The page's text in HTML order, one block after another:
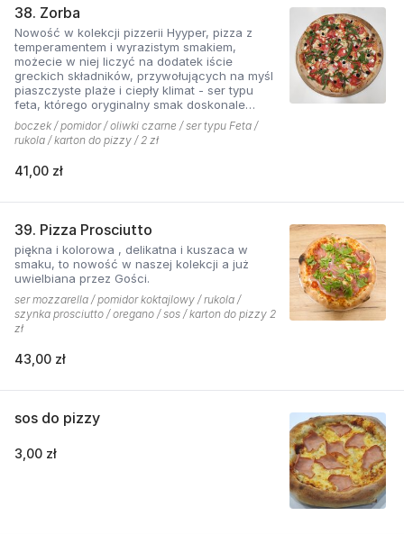
38. Zorba
Nowość w kolekcji pizzerii Hyyper, pizza z
temperamentem i wyrazistym smakiem,
możecie w niej liczyć na dodatek iście
greckich składników, przywołujących na myśl
piaszczyste plaże i ciepły klimat - ser typu
feta, którego oryginalny smak doskonale
współgra z przypieczoną czerwoną cebulką,
a także oliwki czarne, które nadają pizzy
wyjątkowo greckiego charakteru, wszystko to
grillowanego boczku. Jest to pizza dla
boją się poznawać nowych połączeń.
boczek / pomidor / oliwki czarne / ser typu Feta /
rukola / karton do pizzy / 2 zł
41,00 zł
39. Pizza Prosciutto
piękna i kolorowa , delikatna i kuszaca w
smaku, to nowość w naszej kolekcji a już
uwielbiana przez Gości.
ser mozzarella / pomidor koktajlowy / rukola /
szynka prosciutto / oregano / sos / karton do pizzy 2
zł
43,00 zł
sos do pizzy
3,00 zł